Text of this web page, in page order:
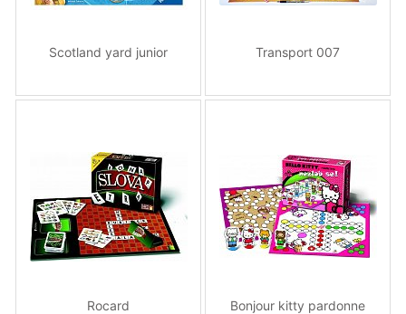
Scotland yard junior Transport 007
Rocard Bonjour kitty pardonne